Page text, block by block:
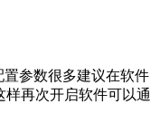
参数很多建议在软件
样再次开启软件可以通